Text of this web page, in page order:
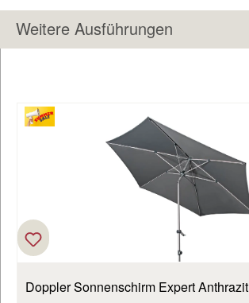
Weitere Ausführungen
Doppler Sonnenschirm Expert Anthrazit